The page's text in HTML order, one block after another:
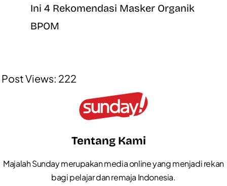
Ini 4 Rekomendasi Masker Organik
BPOM
Post Views: 222
Tentang Kami
Majalah Sunday merupakan media online yang menjadi rekan
bagi pelajar dan remaja Indonesia.